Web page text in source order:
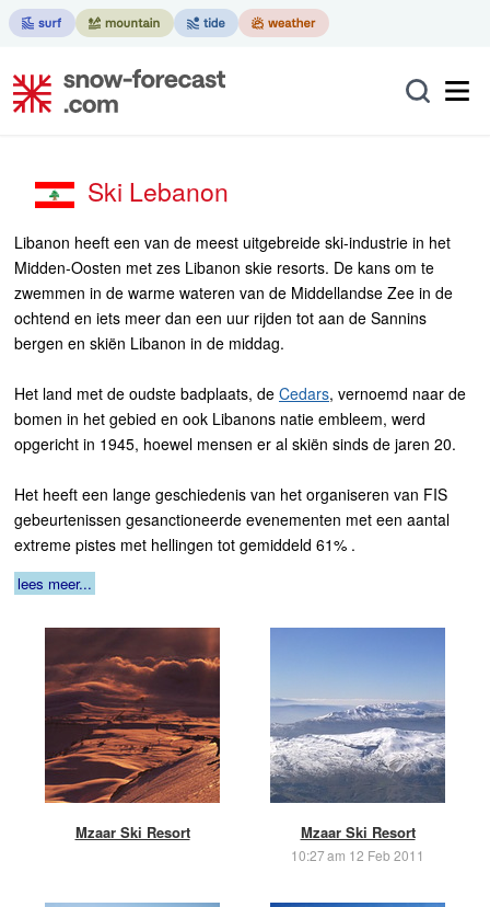
Ski Lebanon
Libanon heeft een van de meest uitgebreide ski-industrie in het
Midden-Oosten met zes Libanon skie resorts. De kans om te
zwemmen in de warme wateren van de Middellandse Zee in de
ochtend en iets meer dan een uur rijden tot aan de Sannins
bergen en skiën Libanon in de middag.
Het land met de oudste badplaats, de Cedars, vernoemd naar de
bomen in het gebied en ook Libanons natie embleem, werd
opgericht in 1945, hoewel mensen er al skiën sinds de jaren 20.
Het heeft een lange geschiedenis van het organiseren van FIS
gebeurtenissen gesanctioneerde evenementen met een aantal
extreme pistes met hellingen tot gemiddeld 61% .
lees meer...
Mzaar Ski Resort Mzaar Ski Resort
10:27 am 12 Feb 2011